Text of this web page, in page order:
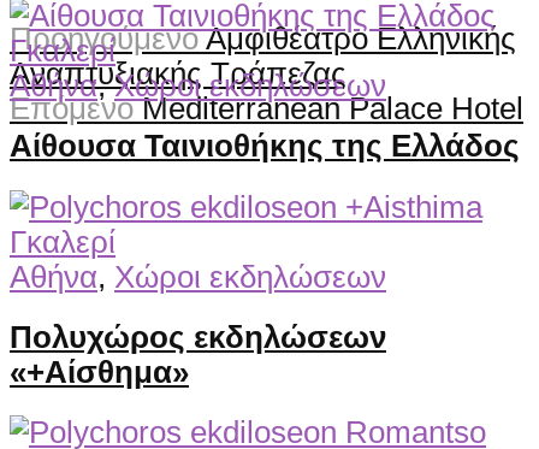
Προηγούμενο Αμφιθέατρο Ελληνικής
Αναπτυξιακής Τράπεζας
Επόμενο Mediterranean Palace Hotel
Γκαλερί
Αθήνα,Χώροι εκδηλώσεων
Αίθουσα Ταινιοθήκης της Ελλάδος
Γκαλερί
Αθήνα, Χώροι εκδηλώσεων
Πολυχώρος εκδηλώσεων
«+Αίσθημα»